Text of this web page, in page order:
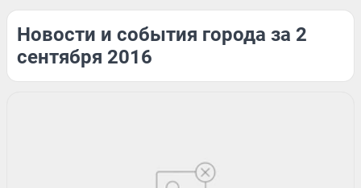
Новости и события города за 2
сентября 2016